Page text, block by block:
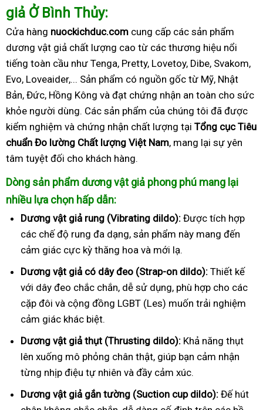
giả Ở Bình Thủy:
Cửa hàng nuockichduc.com cung cấp các sản phẩm
dương vật giả chất lượng cao từ các thương hiệu nổi
tiếng toàn cầu như Tenga, Pretty, Lovetoy, Dibe, Svakom,
Evo, Loveaider,... Sản phẩm có nguồn gốc từ Mỹ, Nhật
Bản, Đức, Hồng Kông và đạt chứng nhận an toàn cho sức
khỏe người dùng. Các sản phẩm của chúng tôi đã được
kiểm nghiệm và chứng nhận chất lượng tại Tổng cục Tiêu
chuẩn Đo lường Chất lượng Việt Nam, mang lại sự yên
tâm tuyệt đối cho khách hàng.
Dòng sản phẩm dương vật giả phong phú mang lại
nhiều lựa chọn hấp dẫn:
Dương vật giả rung (Vibrating dildo): Được tích hợp
các chế độ rung đa dạng, sản phẩm này mang đến
cảm giác cực kỳ thăng hoa và mới lạ.
Dương vật giả có dây đeo (Strap-on dildo): Thiết kế
với dây đeo chắc chắn, dễ sử dụng, phù hợp cho các
cặp đôi và cộng đồng LGBT (Les) muốn trải nghiệm
cảm giác khác biệt.
Dương vật giả thụt (Thrusting dildo): Khả năng thụt
lên xuống mô phỏng chân thật, giúp bạn cảm nhận
từng nhịp điệu tự nhiên và đầy cảm xúc.
Dương vật giả gắn tường (Suction cup dildo): Đế hút